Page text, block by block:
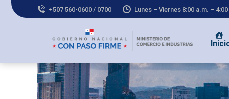
+507 560-0600 / 0700 Lunes – Viernes 8:00 a.m. – 4:00